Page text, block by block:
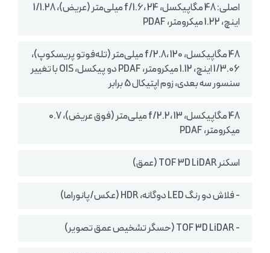
اصلی: 48 مگاپیکسل، f/1.6، 24 میلی‌متر (عریض)، 1/1.28
اینچ، 1.22 میکرومتر، PDAF
48 مگاپیکسل، f/2.8، 120 میلی‌متر (تله‌فوتو پریسکوپ)،
1/3.06 اینچ، 1.12 میکرومتر، PDAF دو پیکسل، OIS با تغییر
سنسور سه بعدی، زوم اپتیکال 5 برابر
48 مگاپیکسل، f/2.2، 13 میلی‌متر (فوق عریض)، 0.7
میکرومتر، PDAF
اسکنر TOF 3D LiDAR (عمق)
- فلاش دو رنگ LED دوگانه، HDR (عکس/پانوراما)
- TOF 3D LiDAR (حسگر تشخیص عمق تصویر)